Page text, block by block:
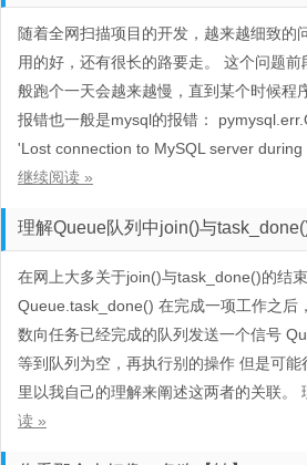
随着全网扫描项目的开发，越来越细致的
用的好，还有很长的路要走。 这个问题
般跑个一天会越来越慢，直到某个时候程
报错也一般是mysql的报错：
'Lost connection to MySQL server
继续阅读 »
理解Queue队列中join()与
在网上大多关于join()与task_done()的结
Queue.task_done() 在完成一项工作之后
数向任务已经完成的队列发送一个信号
等到队列为空，再执行别的操作 但是可
里以我自己的理解来阐述这两者的关联。
读 »